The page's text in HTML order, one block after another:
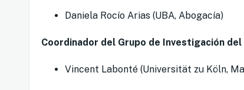
Daniela Rocío Arias (UBA, Abogacía)
Coordinador del Grupo de Investigación del
Vincent Labonté (Universität zu Köln,